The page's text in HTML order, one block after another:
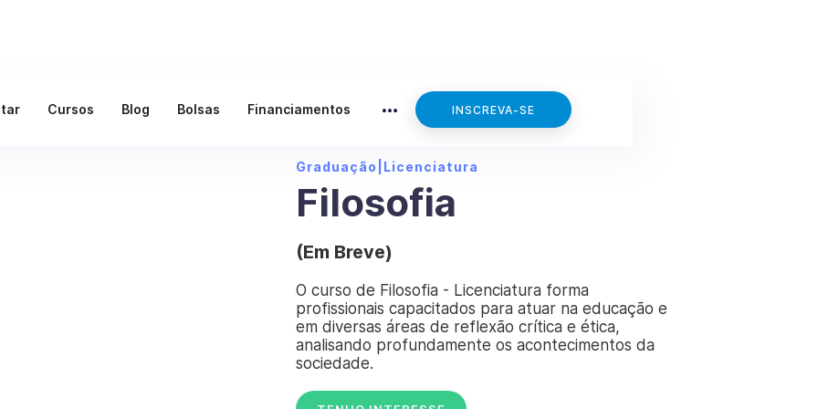
Cursos Blog Bolsas Financiamentos INSCREVA-SE
Graduação Licenciatura
Filosofia
(Em Breve)
O curso de Filosofia - Licenciatura forma
profissionais capacitados para atuar na educação e
em diversas áreas de reflexão crítica e ética,
analisando profundamente os acontecimentos da
sociedade.